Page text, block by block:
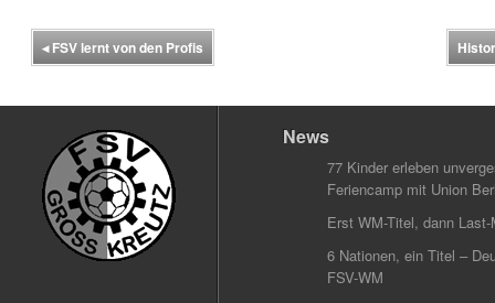
◂FSV lernt von den Profis
News
77 Kinder erleben
Feriencamp mit Union
Erst WM-Titel, dann
6 Nationen, ein Titel –
FSV-WM